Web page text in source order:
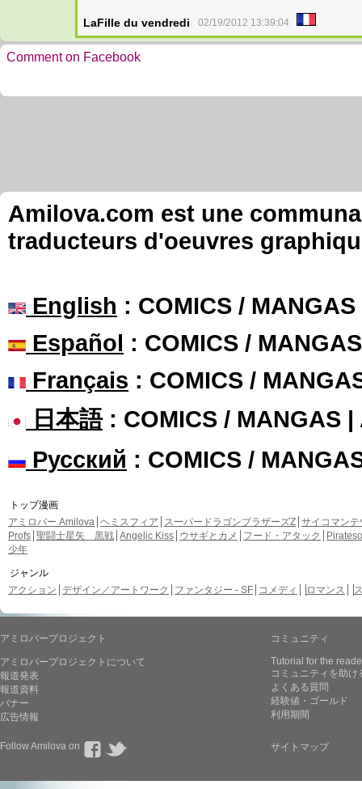
LaFille du vendredi 02/19/2012 13:39:04
Comment on Facebook
Amilova.com est une
traducteurs d'oeuvres
English : COMICS /
Español : COMICS /
Français : COMICS /
日本語: COMICS / MANGAS |
Русский : COMICS /
トップ漫画
アミロバー Amilova ヘミスフィア スーパードラゴンブラザーズZ サイコマンテ
Profs 聖闘士星矢 黒戦 Angelic Kiss ウサギとカメ フード・アタック
少年
ジャンル
アクション デザイン／アートワーク ファンタジー - SF コメディ ロマンス
アミロバープロジェクト
アミロバープロジェクトについて
報道発表
報道資料
バナー
広告情報
コミュニティ
Tutorial for the
コミュニティを助け
よくある質問
経験値・ゴールド
利用期間
Follow Amilova on サイトマップ